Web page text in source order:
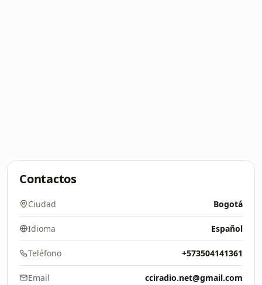
Contactos
Ciudad Bogotá
Idioma Español
Teléfono +573504141361
Email cciradio.net@gmail.com